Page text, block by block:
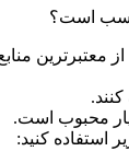
است؟
محبوب است.
استفاده کنید: